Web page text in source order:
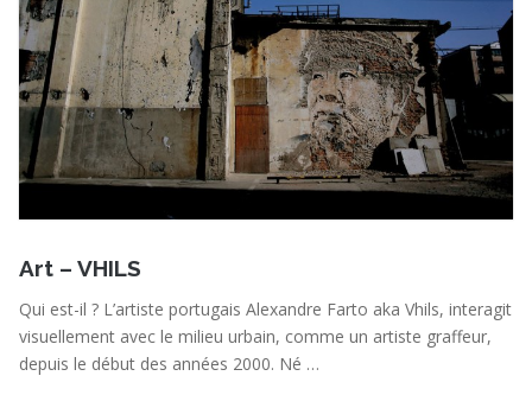
Art – VHILS
Qui est-il ? L’artiste portugais Alexandre Farto aka Vhils, interagit
visuellement avec le milieu urbain, comme un artiste graffeur,
depuis le début des années 2000. Né …